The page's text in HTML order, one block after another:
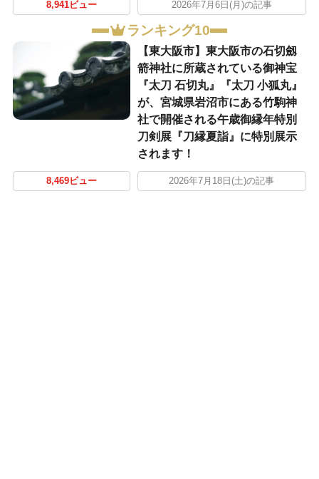
8,941ビュー 2026年7月6日(月)の記事
ランキング10
【東大阪市】東大阪市の石切劔
箭神社に所蔵されている御神宝
『太刀 石切丸』『太刀 小狐丸』
が、宮城県岩沼市にある竹駒神
社で開催される午歳御縁年特別
刀剣展『刀縁夏詣』に特別展示
されます！
8,469ビュー 2026年7月18日(土)の記事